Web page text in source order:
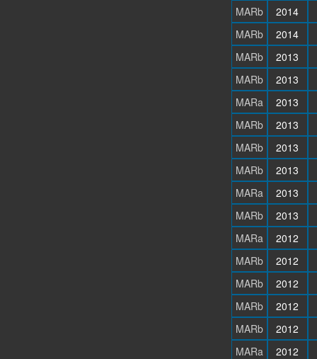
MARb
2014
MARb
2014
MARb
2013
MARb
2013
MARa
2013
MARb
2013
MARb
2013
MARb
2013
MARa
2013
MARb
2013
MARa
2012
MARb
2012
MARb
2012
MARb
2012
MARb
2012
MARa
2012